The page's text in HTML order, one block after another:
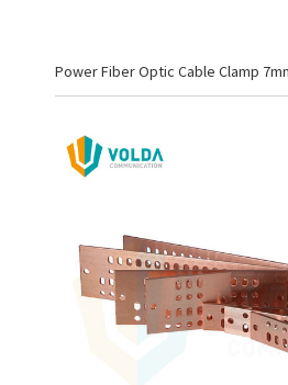
Power Fiber Optic Cable Clamp